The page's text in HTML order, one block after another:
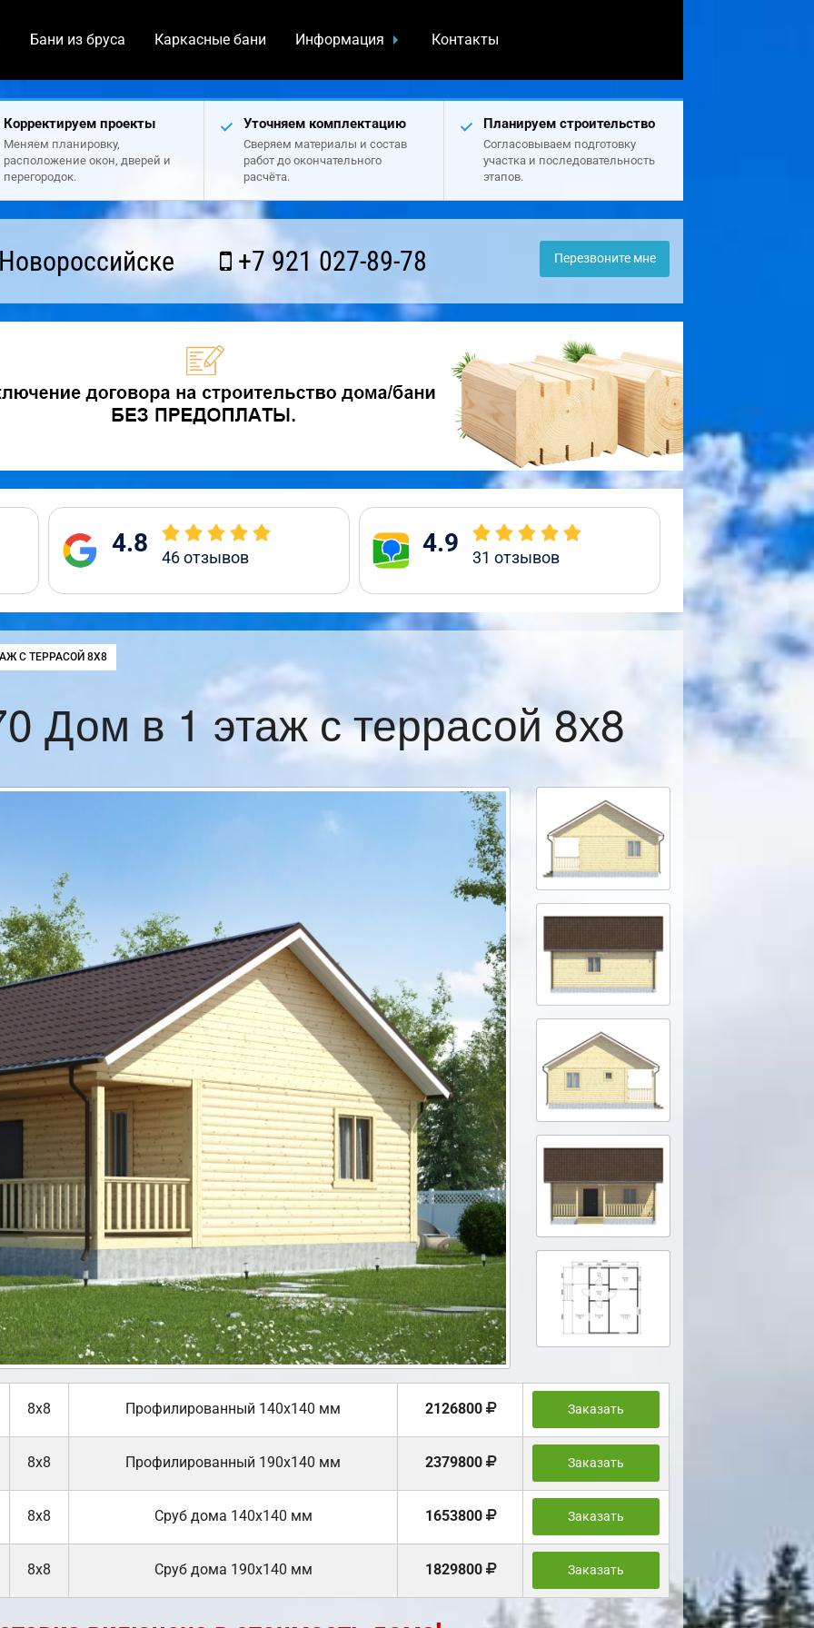
Бани из бруса Каркасные бани Информация Контакты
Корректируем проекты
Меняем планировку,
расположение окон, дверей и
перегородок.
Уточняем комплектацию
Сверяем материалы и состав
работ до окончательного
расчёта.
Планируем строительство
Согласовываем подготовку
участка и последовательность
этапов.
+7 921 027-89-78 Перезвоните мне
4.8 46отзывов 4.9 31 отзывов
С ТЕРРАСОЙ 8Х8
Дом в 1 этаж с террасой 8х8
8х8 Профилированный 140х140 мм 2126800 Заказать
8х8 Профилированный 190х140 мм 2379800 Заказать
8х8 Cруб дома 140х140 мм 1653800 Заказать
8х8 Cруб дома 190х140 мм 1829800 Заказать